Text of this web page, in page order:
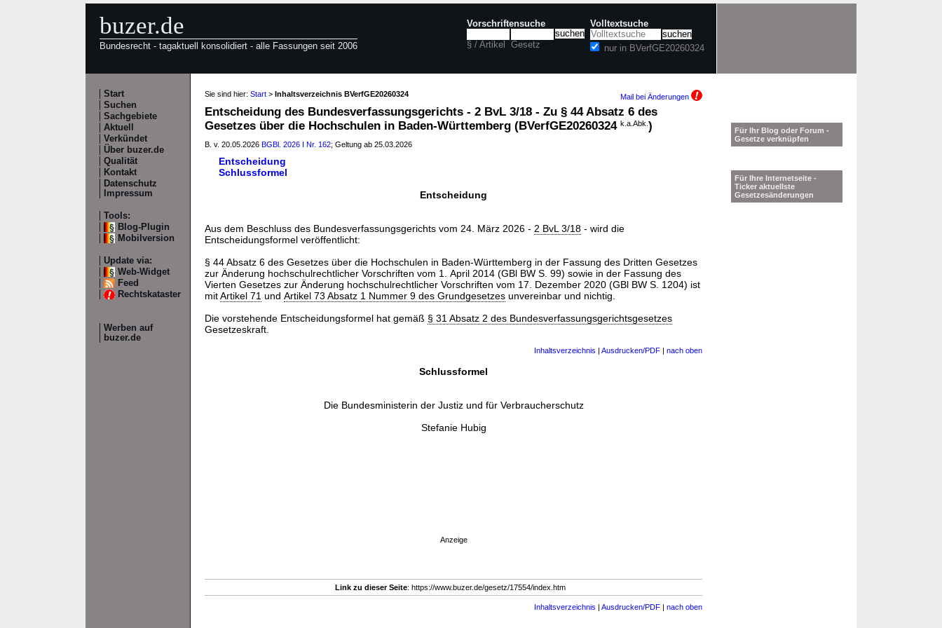
buzer.de
Bundesrecht - tagaktuell konsolidiert - alle Fassungen seit 2006
Vorschriftensuche
§ / Artikel Gesetz
Volltextsuche
nur in BVerfGE20260324
Start
Suchen
Sachgebiete
Aktuell
Verkündet
Über buzer.de
Qualität
Kontakt
Datenschutz
Impressum
Tools:
Blog-Plugin
Mobilversion
Update via:
Web-Widget
Feed
Rechtskataster
Werben auf
buzer.de
Sie sind hier: Start > Inhaltsverzeichnis BVerfGE20260324 Mail bei Änderungen
Entscheidung des Bundesverfassungsgerichts - 2 BvL 3/18 - Zu § 44 Absatz 6 des
Gesetzes über die Hochschulen in Baden-Württemberg (BVerfGE20260324 k.a.Abk. )
B. v. 20.05.2026 BGBl. 2026 I Nr. 162; Geltung ab 25.03.2026
Entscheidung
Schlussformel
Entscheidung
Aus dem Beschluss des Bundesverfassungsgerichts vom 24. März 2026 - 2 BvL 3/18 - wird die
Entscheidungsformel veröffentlicht:
§ 44 Absatz 6 des Gesetzes über die Hochschulen in Baden-Württemberg in der Fassung des Dritten Gesetzes
zur Änderung hochschulrechtlicher Vorschriften vom 1. April 2014 (GBl BW S. 99) sowie in der Fassung des
Vierten Gesetzes zur Änderung hochschulrechtlicher Vorschriften vom 17. Dezember 2020 (GBl BW S. 1204) ist
mitArtikel 71 und Artikel 73 Absatz 1 Nummer 9 des Grundgesetzes unvereinbar und nichtig.
Die vorstehende Entscheidungsformel hat gemäß § 31 Absatz 2 des Bundesverfassungsgerichtsgesetzes
Gesetzeskraft.
Inhaltsverzeichnis | Ausdrucken/PDF | nach oben
Schlussformel
Die Bundesministerin der Justiz und für Verbraucherschutz
Stefanie Hubig
Anzeige
Link zu dieser Seite: https://www.buzer.de/gesetz/17554/index.htm
Inhaltsverzeichnis | Ausdrucken/PDF | nach oben
Für Ihr Blog oder Forum -
Gesetze verknüpfen
Für Ihre Internetseite -
Ticker aktuellste
Gesetzesänderungen